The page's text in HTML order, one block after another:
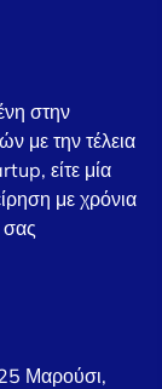
στην
με την τέλεια
είτε μία
με χρόνια
σας
Μαρούσι,